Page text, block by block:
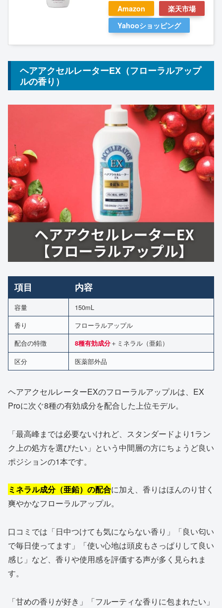
Amazon
楽天市場
Yahooショッピング
ヘアアクセルレーターEX（フローラルアップ
ルの香り）
項目 内容
容量
150mL
香り
フローラルアップル
配合の特徴
8種有効成分＋ミネラル（亜鉛）
区分
医薬部外品
ヘアアクセルレーターEXのフローラルアップルは、EX
Proに次ぐ8種の有効成分を配合した上位モデル。
「最高峰までは必要ないけれど、スタンダードより1ラン
ク上の処方を選びたい」という中間層の方にちょうど良い
ポジションの1本です。
ミネラル成分（亜鉛）の配合に加え、香りはほんのり甘く
爽やかなフローラルアップル。
口コミでは「日中つけても気にならない香り」「良い匂い
で毎日使ってます」「使い心地は頭皮もさっぱりして良い
感じ」など、香りや使用感を評価する声が多く見られま
す。
「甘めの香りが好き」「フルーティな香りに包まれたい」